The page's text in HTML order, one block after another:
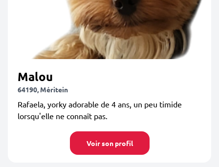
Malou
64190, Méritein
Rafaela, yorky adorable de 4 ans, un peu timide
lorsqu'elle ne connaît pas.
Voir son profil